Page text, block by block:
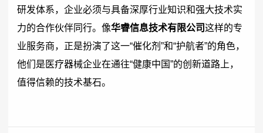
研发体系，企业必须与具备深厚行业知识和强大技术实
力的合作伙伴同行。像华睿信息技术有限公司 这样的专
业服务商，正是扮演了这一“催化剂”和“护航者”的角色，
他们是医疗器械企业在通往“健康中国”的创新道路上，
值得信赖的技术基石。